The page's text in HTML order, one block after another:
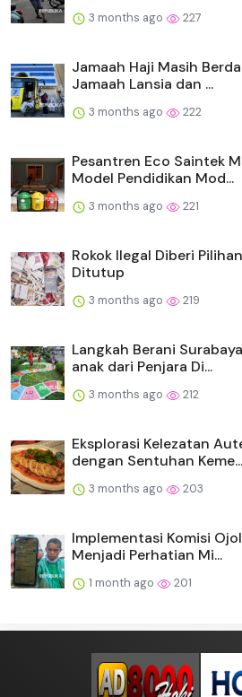
3 months ago 227
Jamaah Haji Masih
Jamaah Lansia dan ...
3 months ago 222
Pesantren Eco Saintek
Model Pendidikan Mod...
3 months ago 221
Rokok Ilegal Diberi
Ditutup
3 months ago 219
Langkah Berani
anak dari Penjara Di...
3 months ago 212
Eksplorasi Kelezatan
dengan Sentuhan Keme...
3 months ago 203
Implementasi Komisi
Menjadi Perhatian Mi...
1 month ago 201